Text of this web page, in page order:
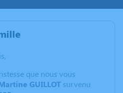
que nous vous
GUILLOT survenu